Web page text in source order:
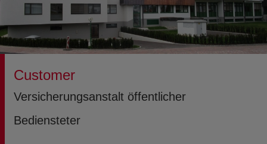
Customer
Versicherungsanstalt öffentlicher
Bediensteter